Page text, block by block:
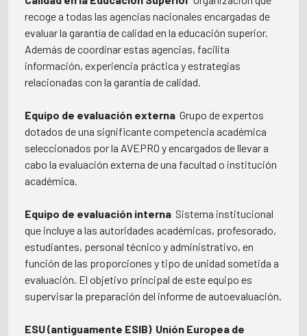
recoge a todas las agencias nacionales encargadas de
evaluar la garantía de calidad en la educación superior.
Además de coordinar estas agencias, facilita
información, experiencia práctica y estrategias
relacionadas con la garantía de calidad.
Equipo de evaluación externa  Grupo de expertos
dotados de una significante competencia académica
seleccionados por la AVEPRO y encargados de llevar a
cabo la evaluación externa de una facultad o institución
académica.
Equipo de evaluación interna  Sistema institucional
que incluye a las autoridades académicas, profesorado,
estudiantes, personal técnico y administrativo, en
función de las proporciones y tipo de unidad sometida a
evaluación. El objetivo principal de este equipo es
supervisar la preparación del informe de autoevaluación.
ESU (antiguamente ESIB)  Unión Europea de